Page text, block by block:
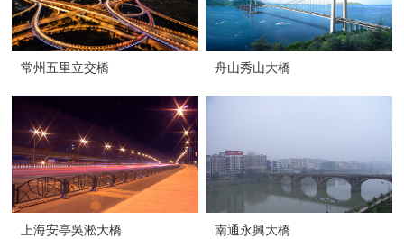
常州五里立交橋 舟山秀山大橋
上海安亭吳淞大橋 南通永興大橋